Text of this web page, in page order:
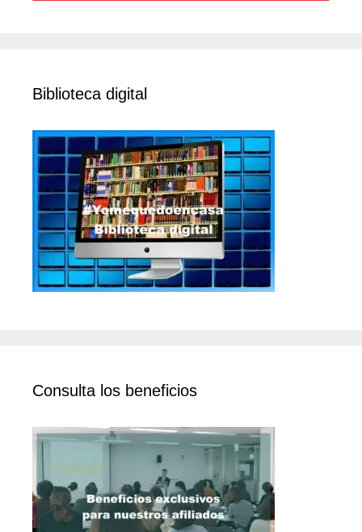
Biblioteca digital
Consulta los beneficios